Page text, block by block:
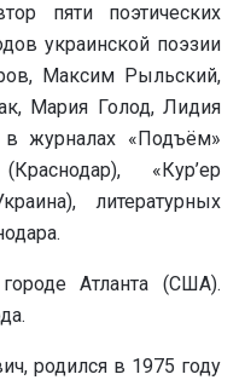
пяти поэтических
украинской поэзии
Максим Рыльский,
Мария Голод, Лидия
журналах «Подъём»
«Кур’ер
литературных
Атланта (США).
родился в 1975 году